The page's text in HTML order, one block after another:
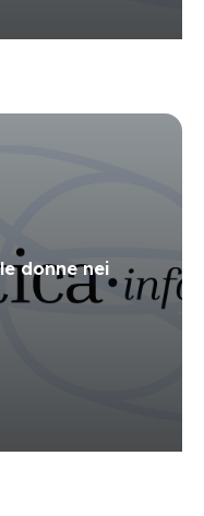
donne nei